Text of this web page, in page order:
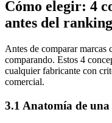
Cómo elegir: 4
antes del ranking
Antes de comparar marcas
comparando. Estos 4
cualquier fabricante con
comercial.
3.1 Anatomía de